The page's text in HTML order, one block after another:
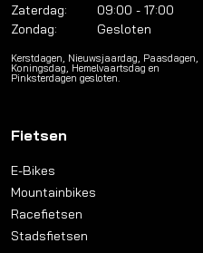
Zaterdag:
09:00 - 17:00
Zondag:
Gesloten
Kerstdagen, Nieuwsjaardag, Paasdagen,
Koningsdag, Hemelvaartsdag en
Pinksterdagen gesloten.
Fietsen
E-Bikes
Mountainbikes
Racefietsen
Stadsfietsen